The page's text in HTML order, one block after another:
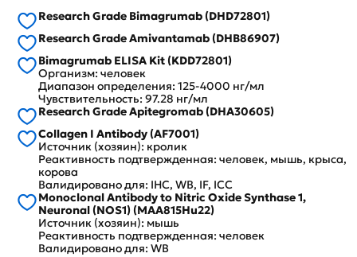
Research Grade Bimagrumab (DHD72801)
Research Grade Amivantamab (DHB86907)
Bimagrumab ELISA Kit (KDD72801)
Организм: человек
Диапазон определения: 125-4000 нг/мл
Чувствительность: 97.28 нг/мл
Research Grade Apitegromab (DHA30605)
Collagen I Antibody (AF7001)
Источник (хозяин): кролик
Реактивность подтвержденная: человек, мышь, крыса,
корова
Валидировано для: IHC, WB, IF, ICC
Monoclonal Antibody to Nitric Oxide Synthase 1,
Neuronal (NOS1) (MAA815Hu22)
Источник (хозяин): мышь
Реактивность подтвержденная: человек
Валидировано для: WB